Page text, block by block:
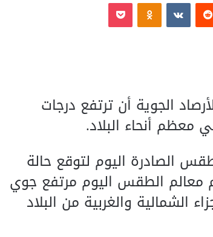
الجوية أن ترتفع درجات
معظم أنحاء البلاد.
الصادرة اليوم لتوقع حالة
من أهم معالم الطقس اليوم مرتفع جوي
والغربية من البلاد